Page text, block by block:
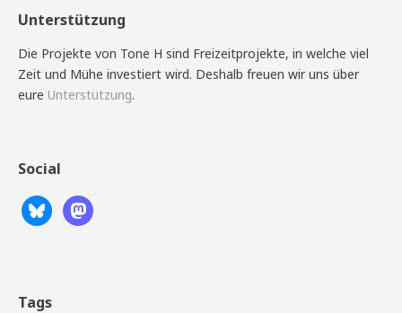
Unterstützung
Die Projekte von Tone H sind Freizeitprojekte, in welche viel
Zeit und Mühe investiert wird. Deshalb freuen wir uns über
eure Unterstützung.
Social
Tags